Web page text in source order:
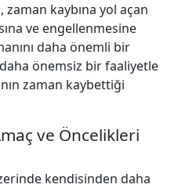
kaybına yol açan
ve engellenmesine
daha önemli bir
önemsiz bir faaliyetle
zaman kaybettiği
ve Öncelikleri
kendisinden daha